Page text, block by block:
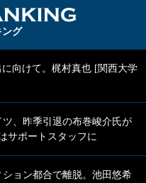
ング
に向けて。梶村真也 [関西大学
、昨季引退の布巻峻介氏が
サポートスタッフに
ション都合で離脱。池田悠希